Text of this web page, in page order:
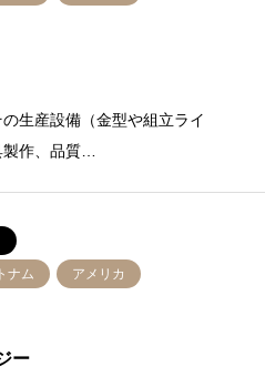
生産設備（金型や組立ライ
作、品質…
ナム アメリカ
ー